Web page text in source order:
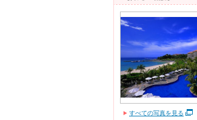
すべての写真を見る